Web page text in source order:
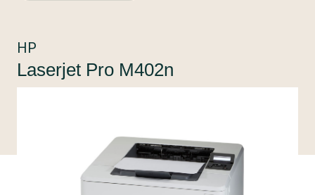
HP
Laserjet Pro M402n